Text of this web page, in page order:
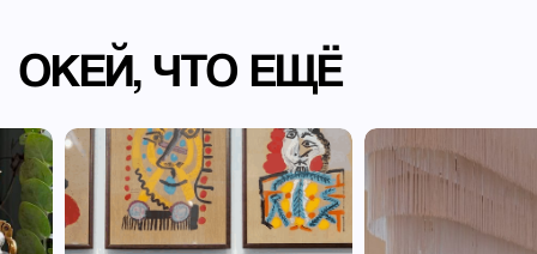
ОКЕЙ, ЧТО ЕЩЁ